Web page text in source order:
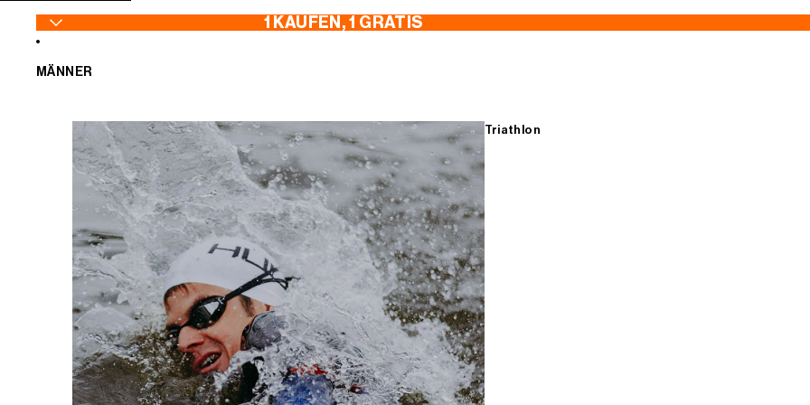
1 KAUFEN, 1 GRATIS
MÄNNER
Triathlon